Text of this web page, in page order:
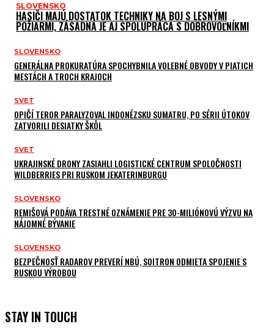
SLOVENSKO
HASIČI MAJÚ DOSTATOK TECHNIKY NA BOJ S LESNÝMI
POŽIARMI, ZÁSADNÁ JE AJ SPOLUPRÁCA S DOBROVOĽNÍKMI
SLOVENSKO
GENERÁLNA PROKURATÚRA SPOCHYBNILA VOLEBNÉ OBVODY V PIATICH
MESTÁCH A TROCH KRAJOCH
SVET
OPIČÍ TEROR PARALYZOVAL INDONÉZSKU SUMATRU, PO SÉRII ÚTOKOV
ZATVORILI DESIATKY ŠKÔL
SVET
UKRAJINSKÉ DRONY ZASIAHLI LOGISTICKÉ CENTRUM SPOLOČNOSTI
WILDBERRIES PRI RUSKOM JEKATERINBURGU
SLOVENSKO
REMIŠOVÁ PODÁVA TRESTNÉ OZNÁMENIE PRE 30-MILIÓNOVÚ VÝZVU NA
NÁJOMNÉ BÝVANIE
SLOVENSKO
BEZPEČNOSŤ RADAROV PREVERÍ NBÚ, SOITRON ODMIETA SPOJENIE S
RUSKOU VÝROBOU
STAY IN TOUCH